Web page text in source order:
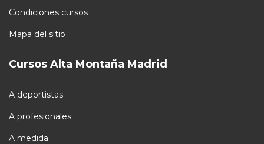
Condiciones cursos
Mapa del sitio
Cursos Alta Montaña Madrid
A deportistas
A profesionales
A medida